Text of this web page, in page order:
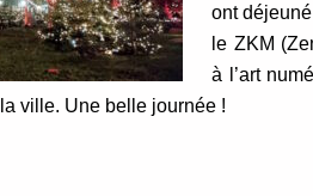
ont
le ZKM
à l’art
ville. Une belle journée !